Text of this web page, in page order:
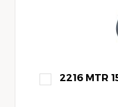
2216 MTR